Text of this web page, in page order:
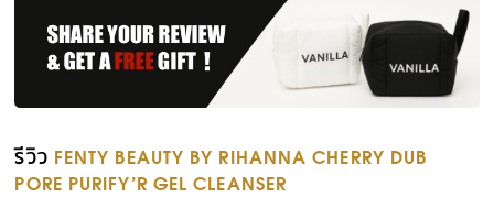
รีวิว FENTY BEAUTY BY RIHANNA CHERRY DUB
PORE PURIFY'R GEL CLEANSER